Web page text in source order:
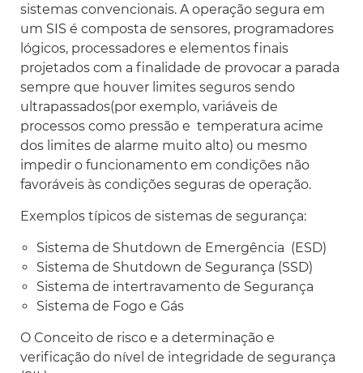
sistemas convencionais. A operação segura em
um SIS é composta de sensores, programadores
lógicos, processadores e elementos finais
projetados com a finalidade de provocar a parada
sempre que houver limites seguros sendo
ultrapassados(por exemplo, variáveis de
processos como pressão e temperatura acime
dos limites de alarme muito alto) ou mesmo
impedir o funcionamento em condições não
favoráveis às condições seguras de operação.
Exemplos típicos de sistemas de segurança:
Sistema de Shutdown de Emergência (ESD)
Sistema de Shutdown de Segurança (SSD)
Sistema de intertravamento de Segurança
Sistema de Fogo e Gás
O Conceito de risco e a determinação e
verificação do nível de integridade de segurança